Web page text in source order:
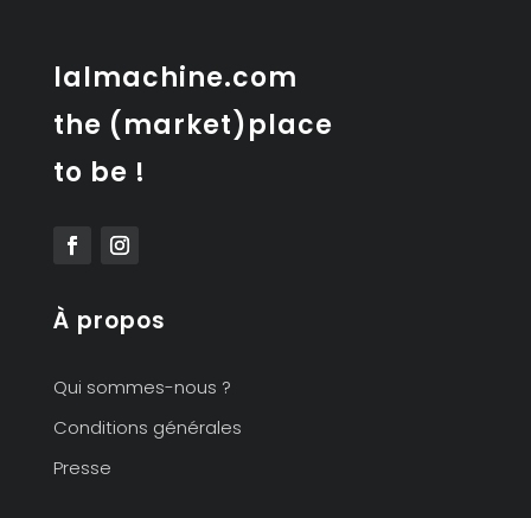
lalmachine.com
the (market)place
to be !
À propos
Qui sommes-nous ?
Conditions générales
Presse